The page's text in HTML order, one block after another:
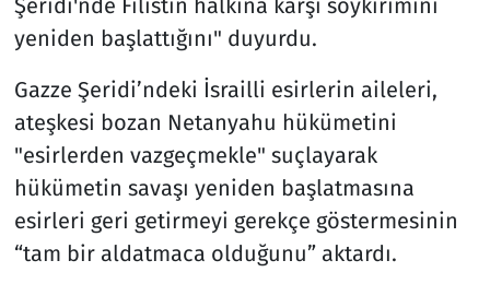
Şeridi'nde Filistin halkına karşı soykırımını
yeniden başlattığını" duyurdu.
Gazze Şeridi’ndeki İsrailli esirlerin aileleri,
ateşkesi bozan Netanyahu hükümetini
"esirlerden vazgeçmekle" suçlayarak
hükümetin savaşı yeniden başlatmasına
esirleri geri getirmeyi gerekçe göstermesinin
“tam bir aldatmaca olduğunu” aktardı.